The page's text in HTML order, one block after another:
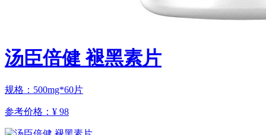
汤臣倍健 褪黑素片
规格：500mg*60片
参考价格： ¥ 98